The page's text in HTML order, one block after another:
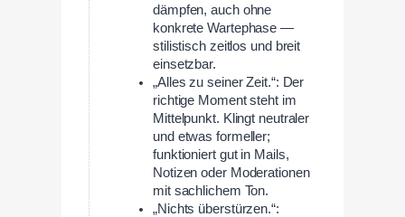
dämpfen, auch ohne
konkrete Wartephase —
stilistisch zeitlos und breit
einsetzbar.
„Alles zu seiner Zeit.“: Der
richtige Moment steht im
Mittelpunkt. Klingt neutraler
und etwas formeller;
funktioniert gut in Mails,
Notizen oder Moderationen
mit sachlichem Ton.
„Nichts überstürzen.“: